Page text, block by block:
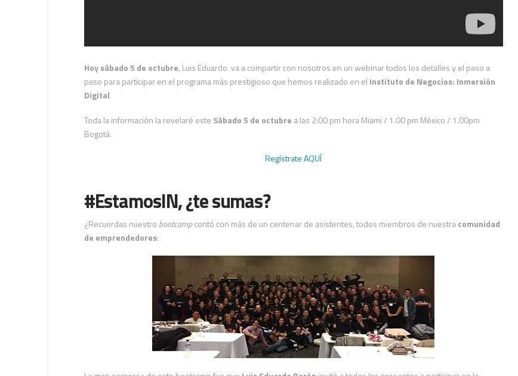
Hoy sábado 5 de octubre, Luis Eduardo va a compartir con nosotros en un webinar todos los detalles y el paso a
paso para participar en el programa más prestigioso que hemos realizado en el Instituto de Negocios: Inmersión
Digital
Toda la información la revelaré este Sábado 5 de octubre a las 2:00 pm hora Miami / 1.00 pm México / 1.00pm
Bogotá.
Regístrate AQUÍ
#EstamosIN, ¿te sumas?
¿Recuerdas nuestro bootcampcontó con más de un centenar de asistentes, todos miembros de nuestracomunidad
de emprendedores: